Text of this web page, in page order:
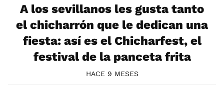
A los sevillanos les gusta tanto
el chicharrón que le dedican una
fiesta: así es el Chicharfest, el
festival de la panceta frita
HACE 9 MESES